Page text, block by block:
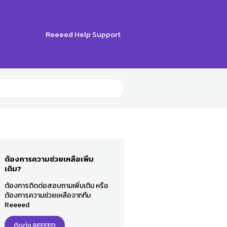
Reeeed Help Support
ต้องการความช่วยเหลือเพิ่ม
เติม?
ต้องการติดต่อสอบถามเพิ่มเติม หรือ
ต้องการความช่วยเหลือจากทีม
Reeeed
ติดต่อ REEEED